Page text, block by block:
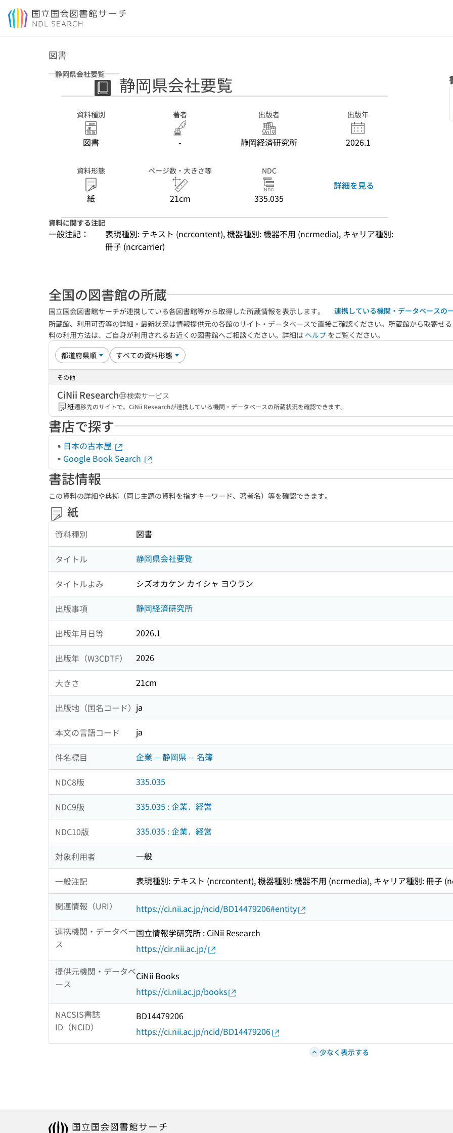
本文へ移動
図書
静岡県会社要覧 静岡県会社要覧
資料種別
図書
著者
-
出版者
静岡経済研究所
出版年
2026.1
資料形態
紙
ページ数・大きさ等
21cm
NDC
335.035
詳細を見る
資料に関する注記
一般注記：
表現種別: テキスト (ncrcontent), 機器種別: 機器不用 (ncrmedia), キャリア種別:
冊子 (ncrcarrier)
全国の図書館の所蔵
国立国会図書館サーチが連携している各図書館等から取得した所蔵情報を表示します。
連携している機関・データベースの
所蔵館、利用可否等の詳細・最新状況は情報提供元の各館のサイト・データベースで直接ご確認ください。所蔵館から取寄せ
料の利用方法は、ご自身が利用されるお近くの図書館へご相談ください。詳細は ヘルプ をご覧ください。
その他
CiNii Research
検索サービス
紙遷移先のサイトで、CiNii Researchが連携している機関・データベースの所蔵状況を確認できます。
書店で探す
日本の古本屋
Google Book Search
書誌情報
この資料の詳細や典拠（同じ主題の資料を指すキーワード、著者名）等を確認できます。
紙
資料種別 図書
タイトル 静岡県会社要覧
タイトルよみ シズオカケン カイシャ ヨウラン
出版事項 静岡経済研究所
出版年月日等 2026.1
出版年（W3CDTF） 2026
大きさ 21cm
出版地（国名コード） ja
本文の言語コード ja
件名標目 企業 -- 静岡県 -- 名簿
NDC8版 335.035
NDC9版 335.035 : 企業．経営
NDC10版 335.035 : 企業．経営
対象利用者 一般
一般注記 表現種別: テキスト (ncrcontent), 機器種別: 機器不用 (ncrmedia), キャリア種別: 冊子
関連情報（URI）
https://ci.nii.ac.jp/ncid/BD14479206#entity
連携機関・データベー
ス
国立情報学研究所 : CiNii Research
https://cir.nii.ac.jp/
提供元機関・データベ
ース
CiNii Books
https://ci.nii.ac.jp/books
NACSIS書誌
ID（NCID）
BD14479206
https://ci.nii.ac.jp/ncid/BD14479206
少なく表示する